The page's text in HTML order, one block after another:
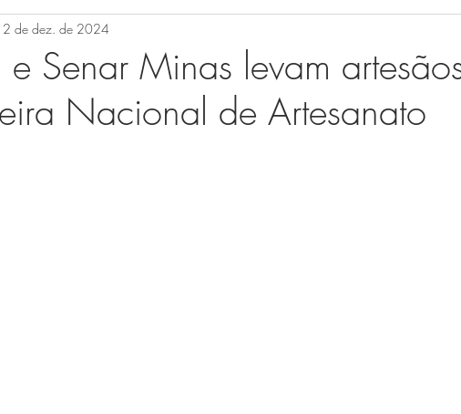
Senar Minas levam
Nacional de Artesanato
de dez. de 2024